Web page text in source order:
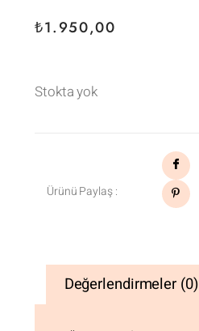
₺1.950,00
Stokta yok
Ürünü Paylaş :
Değerlendirmeler (0)